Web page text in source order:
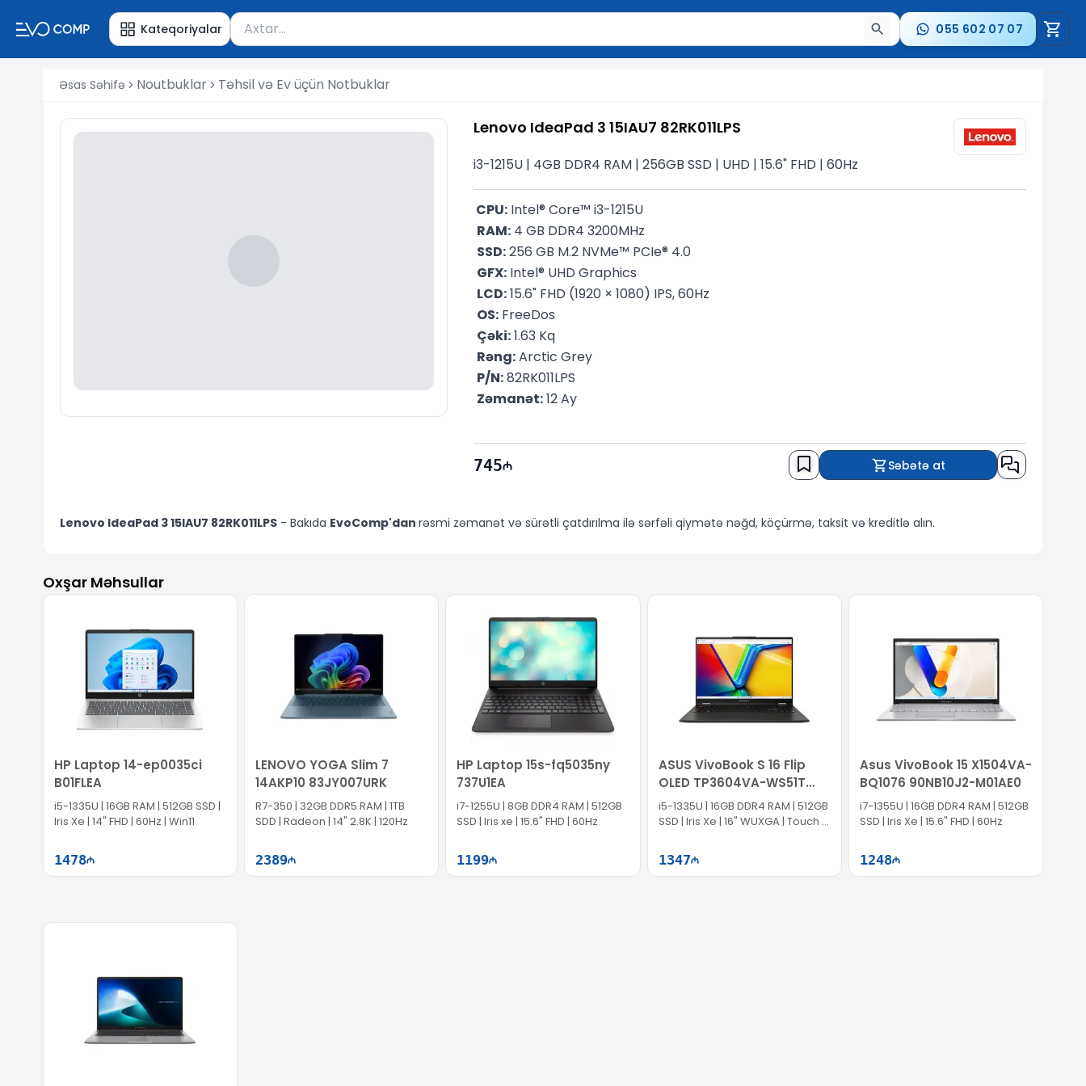
Kateqoriyalar Məhsul axtar
Axtarış üçün ən azı 2 simvol yazın. Göndərmək üçün Enter düyməsini basın və ya nəticələr arasında keçid etmək üçün ox
055 602 07 07
Əsas Səhifə Noutbuklar Təhsil və Ev üçün Notbuklar
Lenovo IdeaPad 3 15IAU7 82RK011LPS
i3-1215U | 4GB DDR4 RAM | 256GB SSD | UHD | 15.6" FHD | 60Hz
CPU: Intel® Core™ i3-1215U
RAM: 4 GB DDR4 3200MHz
SSD: 256 GB M.2 NVMe™ PCIe® 4.0
GFX: Intel® UHD Graphics
LCD: 15.6" FHD (1920 × 1080) IPS, 60Hz
OS: FreeDos
Çəki: 1.63 Kq
Rəng: Arctic Grey
P/N: 82RK011LPS
Zəmanət: 12 Ay
745 Səbətə at
Lenovo IdeaPad 3 15IAU7 82RK011LPS- Bakıda EvoComp'dan rəsmi zəmanət və sürətli çatdırılma ilə sərfəli qiymətə nəğd, köçürmə, taksit və kreditlə alın.
Oxşar Məhsullar
HP Laptop 14-ep0035ci
B01FLEA
i5-1335U | 16GB RAM | 512GB SSD |
Iris Xe | 14" FHD | 60Hz | Win11
1478
LENOVO YOGA Slim 7
14AKP10 83JY007URK
R7-350 | 32GB DDR5 RAM | 1TB
SDD | Radeon | 14" 2.8K | 120Hz
2389
HP Laptop 15s-fq5035ny
737U1EA
i7-1255U | 8GB DDR4 RAM | 512GB
SSD | Iris xe | 15.6" FHD | 60Hz
1199
ASUS VivoBook S 16 Flip
OLED TP3604VA-WS51T
90NB1051-M00710
i5-1335U | 16GB DDR4 RAM | 512GB
SSD | Iris Xe | 16" WUXGA | Touch |
1347
Asus VivoBook 15 X1504VA-
BQ1076 90NB10J2-M01AE0
i7-1355U | 16GB DDR4 RAM | 512GB
SSD | Iris Xe | 15.6" FHD | 60Hz
1248